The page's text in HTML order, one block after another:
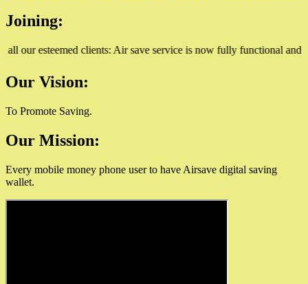
Joining:
clients: Air save service is now fully functional and can be
Our Vision:
To Promote Saving.
Our Mission:
Every mobile money phone user to have Airsave digital saving
wallet.